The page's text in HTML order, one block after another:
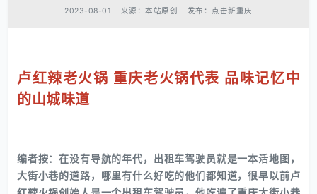
2023-08-01 来源：本站原创 发布：点击新重庆
卢红辣老火锅 重庆老火锅代表 品味记忆中
的山城味道
编者按：在没有导航的年代，出租车驾驶员就是一本活地图，
大街小巷的道路，哪里有什么好吃的他们都知道，很早以前卢